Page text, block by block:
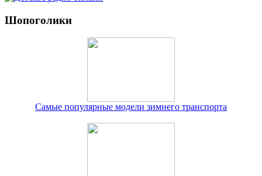
Шопоголики
Самые популярные модели зимнего транспорта